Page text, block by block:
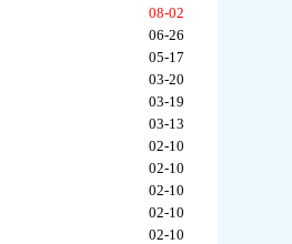
08-02
06-26
05-17
03-20
03-19
03-13
02-10
02-10
02-10
02-10
02-10